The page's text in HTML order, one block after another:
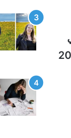
وسوف تنتهي موديلاتها لعام 2024